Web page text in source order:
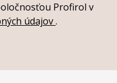
Profirol v
údajov.